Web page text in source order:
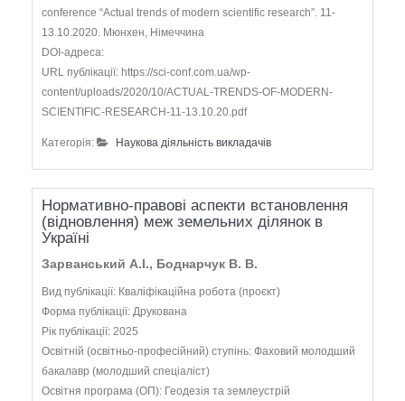
conference “Actual trends of modern scientific research”. 11-
13.10.2020. Мюнхен, Німеччина
DOI-адреса:
URL публікації: https://sci-conf.com.ua/wp-
content/uploads/2020/10/ACTUAL-TRENDS-OF-MODERN-
SCIENTIFIC-RESEARCH-11-13.10.20.pdf
Категорія: Наукова діяльність викладачів
Нормативно-правові аспекти встановлення
(відновлення) меж земельних ділянок в
Україні
Зарванський А.І., Боднарчук В. В.
Вид публікації: Кваліфікаційна робота (проєкт)
Форма публікації: Друкована
Рік публікації: 2025
Освітній (освітньо-професійний) ступінь: Фаховий молодший
бакалавр (молодший спеціаліст)
Освітня програма (ОП): Геодезія та землеустрій